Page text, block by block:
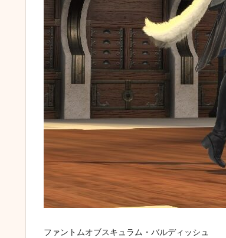
ファントムオブスキュラム・バルディッシュ